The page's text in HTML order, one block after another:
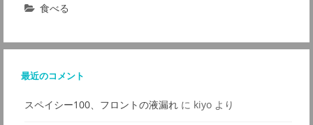
食べる
最近のコメント
スペイシー100、フロントの液漏れ に kiyo より